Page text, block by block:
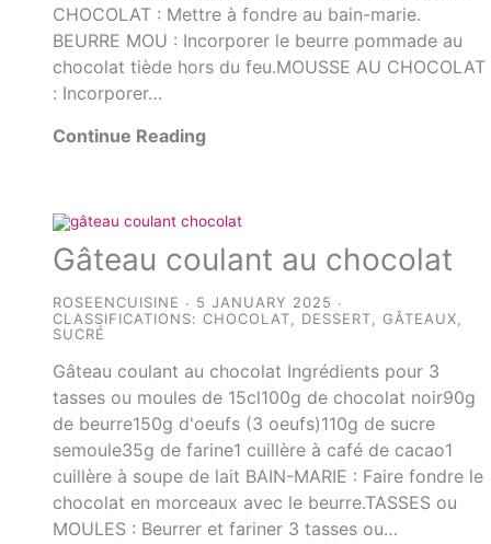
CHOCOLAT : Mettre à fondre au bain-marie.
BEURRE MOU : Incorporer le beurre pommade au
chocolat tiède hors du feu.MOUSSE AU CHOCOLAT
: Incorporer…
Continue Reading
Gâteau coulant au chocolat
ROSEENCUISINE
5 JANUARY 2025
CLASSIFICATIONS:CHOCOLAT DESSERT ,GÂTEAUX
SUCRÉ
Gâteau coulant au chocolat Ingrédients pour 3
tasses ou moules de 15cl100g de chocolat noir90g
de beurre150g d'oeufs (3 oeufs)110g de sucre
semoule35g de farine1 cuillère à café de cacao1
cuillère à soupe de lait BAIN-MARIE : Faire fondre le
chocolat en morceaux avec le beurre.TASSES ou
MOULES : Beurrer et fariner 3 tasses ou…